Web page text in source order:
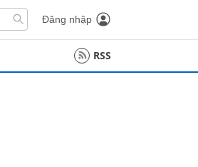
Đăng nhập
RSS